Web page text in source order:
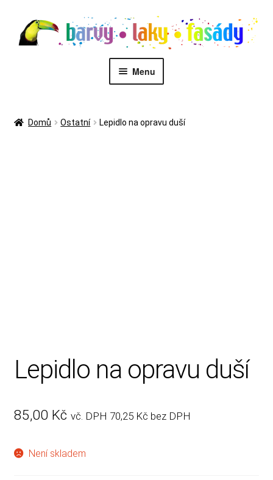
Přeskočit
na
Přejít
Menu
Domů Ostatní Lepidlo na opravu duší
Lepidlo na opravu duší
85,00 Kč vč. DPH 70,25 Kč bez DPH
Není skladem